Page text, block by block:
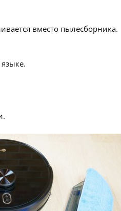
вместо пылесборника.